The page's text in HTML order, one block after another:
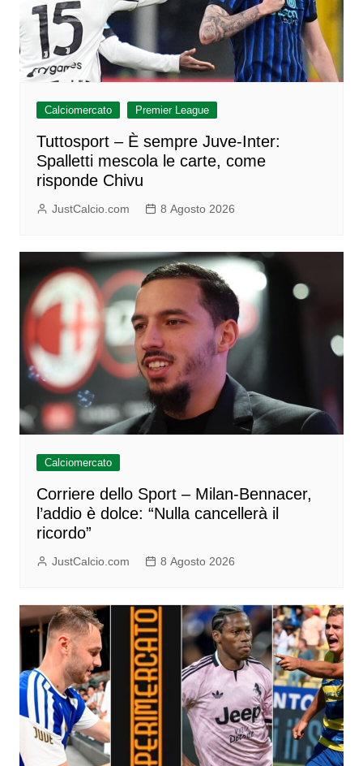
Calciomercato Premier League
Tuttosport – È sempre Juve-Inter:
Spalletti mescola le carte, come
risponde Chivu
JustCalcio.com 8 Agosto 2026
Calciomercato
Corriere dello Sport – Milan-Bennacer,
l’addio è dolce: “Nulla cancellerà il
ricordo”
JustCalcio.com 8 Agosto 2026